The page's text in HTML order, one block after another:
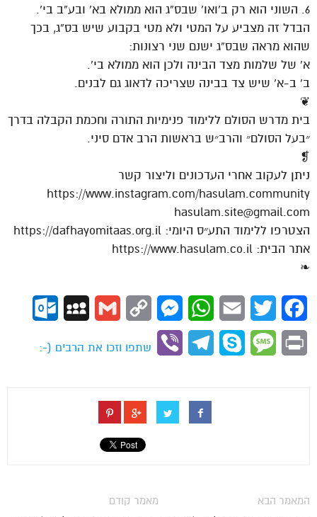
6. השוני הוא רק ב’ואו’ שבס”ג הוא ממולא בא’ ובע”ב בי’.
הבדל זה מצביע על המטי ולא מטי בקבוע שיש בס”ג, בכך
שהוא מראה שבס”ג ישנם שני רצונות:
א’ של שלמות מצד הבינה ולכן הוא ממולא בי’.
ב’ ב-א’ שיש צד בבינה שצריכה לדאוג גם לבנים.
❦
בית מדרש הסולם ללימוד פנימיות התורה וחכמת הקבלה בדרך
״בעל הסולם״ והרב״ש בראשות הרב אדם סיני.
❡
ניתן לעקוב אחרי העדכונים וליצור קשר
https://www.instagram.com/hasulam.community
hasulam.site@gmail.com
הצטרפו ללימוד התע״ס היומי: https://dafhayomitaas.org.il
אתר הבית: https://www.hasulam.co.il
❧
Facebook
Twitter
Email
WhatsApp
Messenger
Copy
Gmail
MySpace
Print
Message
Skype
Telegram
Viber
שתפו וזכו את הרבים (-:
מאמר קודם
המאמר הבא